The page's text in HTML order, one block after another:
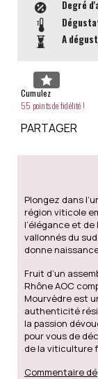
Degré
A
Cumulez
55 points de fidélité !
PARTAGER
Plongez dans
région viticole
l’élégance et
vallonnés du
donne
Fruit d’un
Rhône AOC
Mourvèdre est
authenticité
la passion
pour vous de
de la viticulture
Commentaire